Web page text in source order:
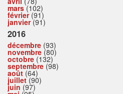
mars(102)
février(91)
janvier(91)
2016
décembre (93)
novembre (80)
octobre (132)
septembre (98)
août (64)
juillet(90)
juin (97)